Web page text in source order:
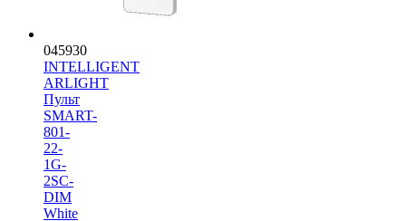
045930
INTELLIGENT
ARLIGHT
Пульт
SMART-
801-
22-
1G-
2SC-
DIM
White